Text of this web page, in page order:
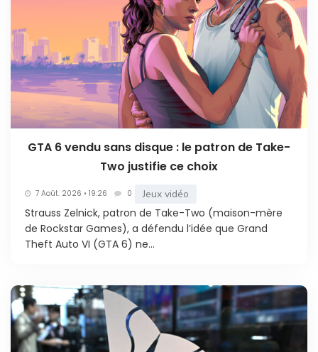
GTA 6 vendu sans disque : le patron de Take-
Two justifie ce choix
7 Août. 2026 • 19:26 0 Jeux vidéo
Strauss Zelnick, patron de Take-Two (maison-mère
de Rockstar Games), a défendu l’idée que Grand
Theft Auto VI (GTA 6) ne...